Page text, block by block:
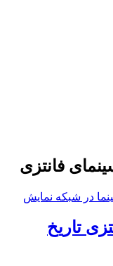
فانتزی
تاریخ